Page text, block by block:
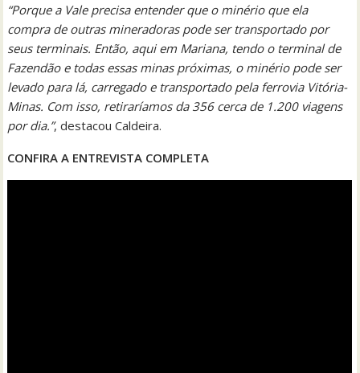
“Porque a Vale precisa entender que o minério que ela
compra de outras mineradoras pode ser transportado por
seus terminais. Então, aqui em Mariana, tendo o terminal de
Fazendão e todas essas minas próximas, o minério pode ser
levado para lá, carregado e transportado pela ferrovia Vitória-
Minas. Com isso, retiraríamos da 356 cerca de 1.200 viagens
por dia.”, destacou Caldeira.
CONFIRA A ENTREVISTA COMPLETA